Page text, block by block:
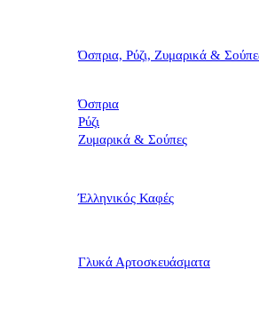
Όσπρια, Ρύζι, Ζυμαρικά &
Όσπρια
Ρύζι
Ζυμαρικά & Σούπες
Έλληνικός Καφές
Γλυκά Αρτοσκευάσματα